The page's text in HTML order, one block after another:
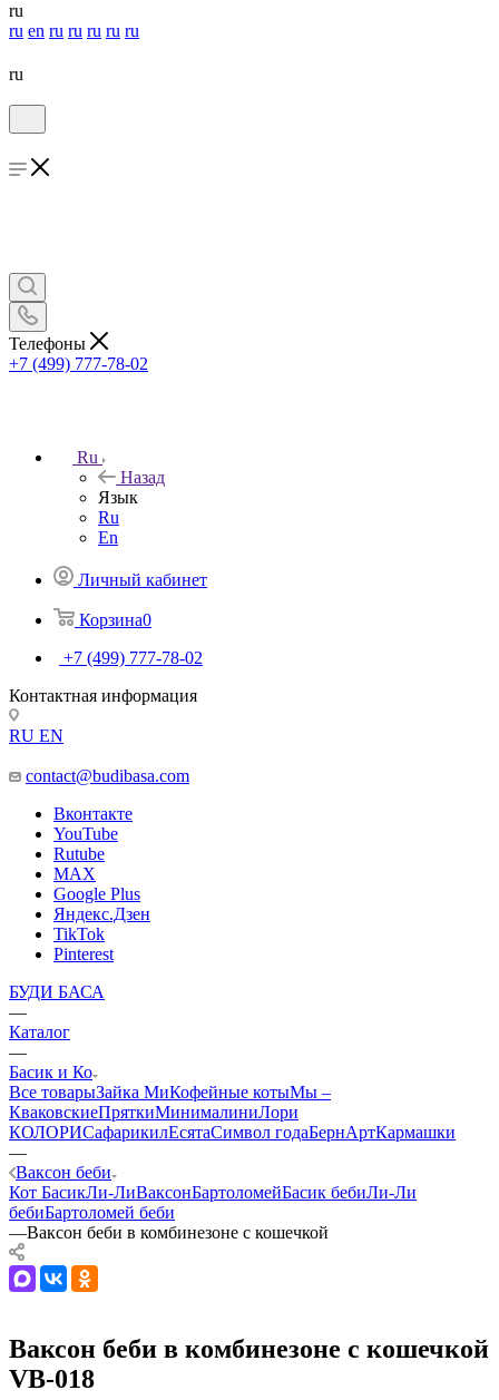
ru
ru en ru ru ru ru ru
ru
Телефоны
+7 (499) 777-78-02
Ru
Назад
Язык
Ru
En
Личный кабинет
Корзина0
+7 (499) 777-78-02
Контактная информация
RU EN
contact@budibasa.com
Вконтакте
YouTube
Rutube
MAX
Google Plus
Яндекс.Дзен
TikTok
Pinterest
БУДИ БАСА
—
Каталог
—
Басик и Ко
Все товарыЗайка МиКофейные котыМы –
КваковскиеПряткиМинималиниЛори
КОЛОРИСафарикилЕсятаСимвол годаБернАртКармашки
—
Ваксон беби
Кот БасикЛи-ЛиВаксонБартоломейБасик бебиЛи-Ли
бебиБартоломей беби
—Ваксон беби в комбинезоне с кошечкой
Ваксон беби в комбинезоне с кошечкой
VB-018